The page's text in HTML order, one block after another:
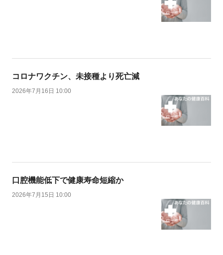
コロナワクチン、未接種より死亡減
2026年7月16日 10:00
口腔機能低下で健康寿命短縮か
2026年7月15日 10:00